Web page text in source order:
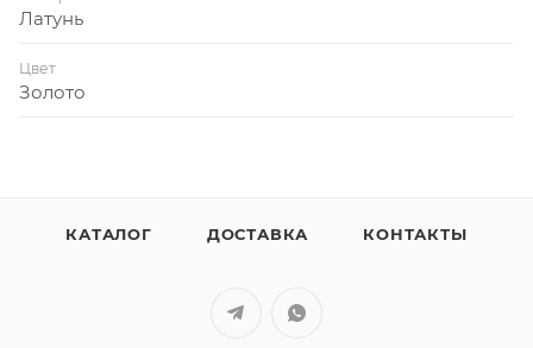
Латунь
Цвет
Золото
КАТАЛОГ ДОСТАВКА КОНТАКТЫ